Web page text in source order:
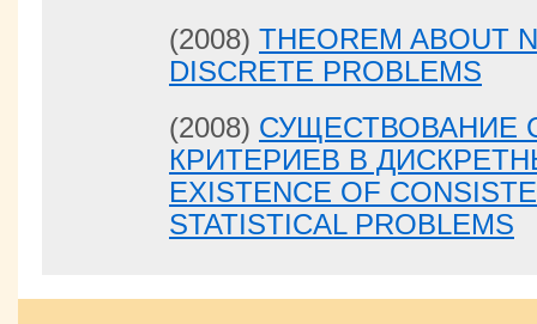
(2008) THEOREM ABOUT
DISCRETE PROBLEMS
(2008) СУЩЕСТВОВАНИЕ
КРИТЕРИЕВ В
EXISTENCE OF
STATISTICAL PROBLEMS